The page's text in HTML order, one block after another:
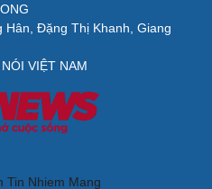
Hân, Đặng Thị Khanh, Giang
VIỆT NAM